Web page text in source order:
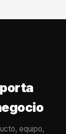
equipo,